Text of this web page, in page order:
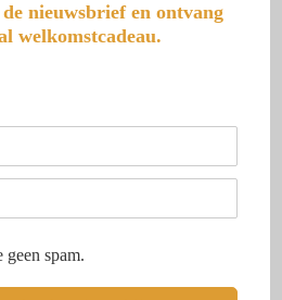
wat stiller te zijn. Niet omdat je
is. Omdat de tijd nog niet helemaal
voor mij. Ik was druk. Druk met
nieuwsbrief en ontvang
welkomstcadeau.
geen spam.